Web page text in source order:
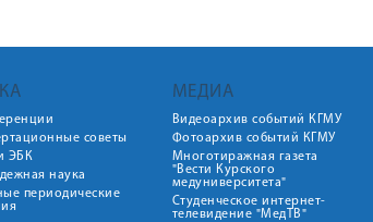
советы
ЭБК
наука
периодические
МЕДИА
Видеоархив событий КГМУ
Фотоархив событий КГМУ
Многотиражная газета
"Вести Курского
медуниверситета"
Студенческое интернет-
телевидение "МедТВ"